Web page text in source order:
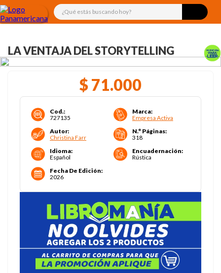
¿Qué estás buscando hoy?
LA VENTAJA DEL STORYTELLING
$ 71.000
Cod.:
727135
Marca:
Empresa Activa
Autor:
Christina Farr
N.° Páginas:
318
Idioma:
Español
Encuadernación:
Rústica
Fecha De Edición:
2026